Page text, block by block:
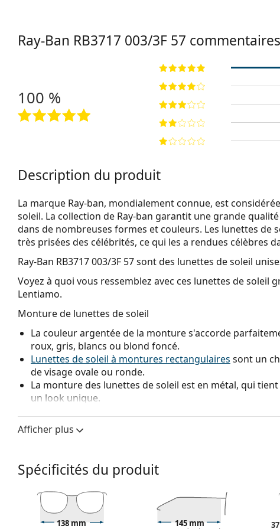
Ray-Ban RB3717 003/3F 57 commentaires
100 %
Description du produit
La marque Ray-ban, mondialement connue, est
soleil. La collection de Ray-ban garantit une grande
dans de nombreuses formes et couleurs. Les lunettes de
très prisées des célébrités, ce qui les a rendues célèbres
Ray-Ban RB3717 003/3F 57sont des lunettes de soleil
Voyez à quoi vous ressemblez avec ces lunettes de soleil
Lentiamo.
Monture de lunettes de soleil
La couleur argentée de la monture s'accorde
roux, gris, blancs ou blond foncé.
Lunettes de soleil à montures rectangulaires sont un
de visage ovale ou ronde.
La monture des lunettes de soleil est en métal, qui
un look unique.
lunettes de soleil. Les plaquettes de nez s'adaptent à
confort de port. L'ajustement des plaquettes de nez
Verre de lunettes de soleil
Les verres bleus renforcent le contraste et minimisent
apprécieront également, car elles mettent en valeur le
fond blanc.
Afficher plus
Spécificités du produit
138 mm 145 mm